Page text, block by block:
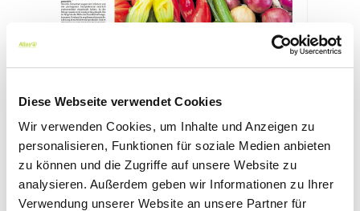
Diese Webseite verwendet Cookies
Wir verwenden Cookies, um Inhalte und Anzeigen zu
personalisieren, Funktionen für soziale Medien anbieten
zu können und die Zugriffe auf unsere Website zu
analysieren. Außerdem geben wir Informationen zu Ihrer
Verwendung unserer Website an unsere Partner für